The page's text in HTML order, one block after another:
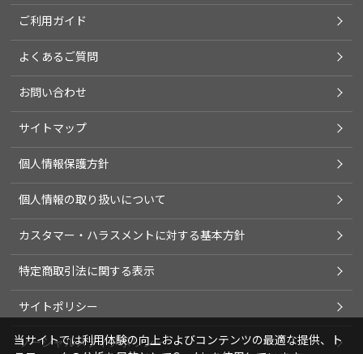
ご利用ガイド
よくあるご質問
お問い合わせ
サイトマップ
個人情報保護方針
個人情報の取り扱いについて
カスタマー・ハラスメントに対する基本方針
特定商取引法に関する表示
サイトポリシー
ソーシャルメディアポリシー
当サイトでは利用体験の向上およびコンテンツの最適な提供、ト